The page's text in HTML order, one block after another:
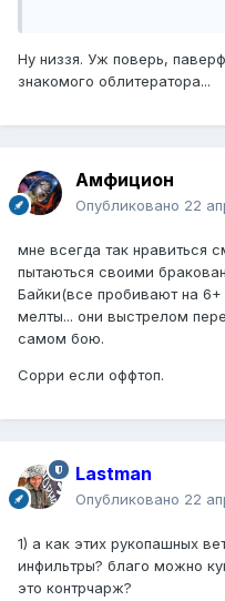
Ну низзя. Уж поверь,
знакомого облитератора...
Амфицион
Опубликовано 22
мне всегда так нравиться
пытаються своими
Байки(все пробивают на
мелты... они выстрелом
самом бою.
Сорри если оффтоп.
Lastman
Опубликовано 22
1) а как этих рукопашных
инфильтры? благо можно
это контрчарж?